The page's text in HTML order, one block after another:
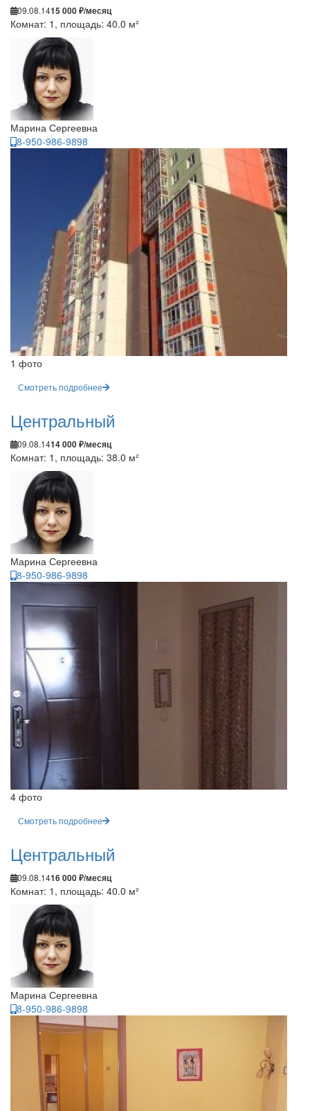
09.08.1415 000 ₽/месяц
Комнат: 1, площадь: 40.0 м²
Марина Сергеевна
8-950-986-9898
1 фото
Смотреть подробнее
Центральный
09.08.1414 000 ₽/месяц
Комнат: 1, площадь: 38.0 м²
Марина Сергеевна
8-950-986-9898
4 фото
Смотреть подробнее
Центральный
09.08.1416 000 ₽/месяц
Комнат: 1, площадь: 40.0 м²
Марина Сергеевна
8-950-986-9898